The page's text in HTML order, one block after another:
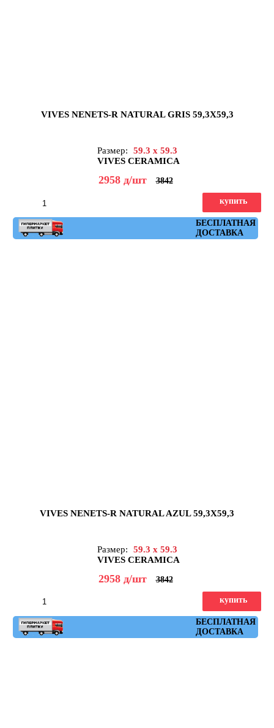
VIVES NENETS-R NATURAL GRIS 59,3X59,3
Размер:
59.3 x 59.3
VIVES CERAMICA
2958 д/шт 3842
БЕСПЛАТНАЯ
ДОСТАВКА
купить
Артикул: nenets_r_natural_gris_59,3x59,3
VIVES NENETS-R NATURAL AZUL 59,3X59,3
Размер:
59.3 x 59.3
VIVES CERAMICA
2958 д/шт 3842
БЕСПЛАТНАЯ
ДОСТАВКА
купить
Артикул: nenets_r_natural_azul_59,3x59,3